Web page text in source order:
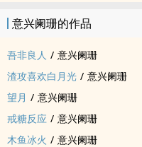
意兴阑珊的作品
吾非良人 / 意兴阑珊
渣攻喜欢白月光 / 意兴阑珊
望月 / 意兴阑珊
戒糖反应 / 意兴阑珊
木鱼冰火 / 意兴阑珊